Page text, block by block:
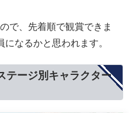
で、先着順で観賞できま
なるかと思われます。
テージ別キャラクター